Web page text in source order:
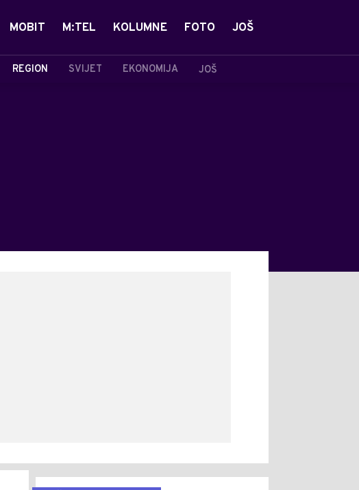
REGION SVIJET EKONOMIJA JOŠ
MOBIT M:TEL KOLUMNE FOTO JOŠ